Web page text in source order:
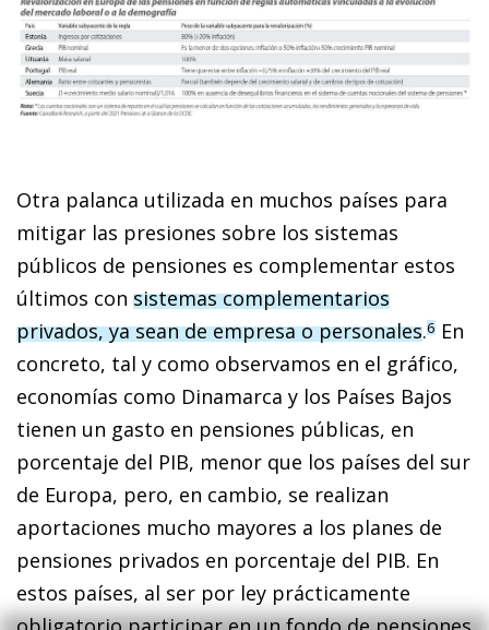
Otra palanca utilizada en muchos países para
mitigar las presiones sobre los sistemas
públicos de pensiones es complementar estos
últimos con sistemas complementarios
privados, ya sean de empresa o personales.6 En
concreto, tal y como observamos en el gráfico,
economías como Dinamarca y los Países Bajos
tienen un gasto en pensiones públicas, en
porcentaje del PIB, menor que los países del sur
de Europa, pero, en cambio, se realizan
aportaciones mucho mayores a los planes de
pensiones privados en porcentaje del PIB. En
estos países, al ser por ley prácticamente